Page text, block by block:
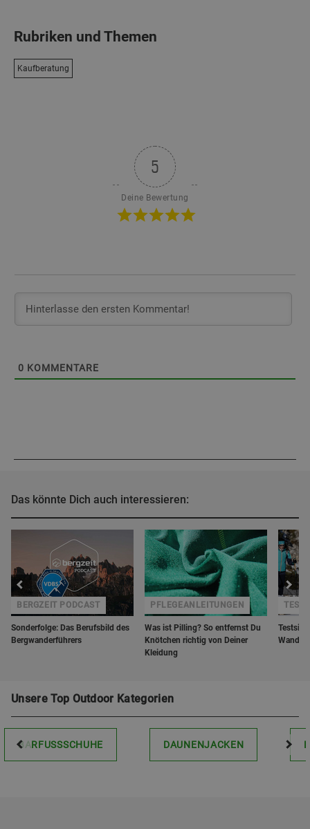
Rubriken und Themen
Kaufberatung
5
Deine Bewertung
0 KOMMENTARE
Das könnte Dich auch interessieren:
Sonderfolge: Das Berufsbild des
Bergwanderführers
BERGZEIT PODCAST
Was ist Pilling? So entfernst Du
Knötchen richtig von Deiner
Kleidung
PFLEGEANLEITUNGEN
Unsere Top Outdoor Kategorien
BARFUSSSCHUHE DAUNENJACKEN